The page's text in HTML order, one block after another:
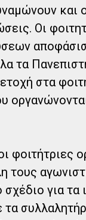
και
Οι
τα
στα
φοιτήτριες
τους
για τα
τα